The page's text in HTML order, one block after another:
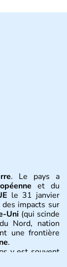
. Le pays a
et du
le 31 janvier
impacts sur
Uni (qui scinde
Nord, nation
une frontière
.
y est souvent
: il s’agit d’un